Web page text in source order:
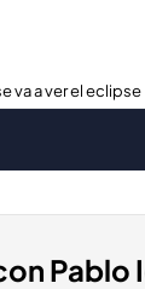
va a ver el eclipse
Pablo